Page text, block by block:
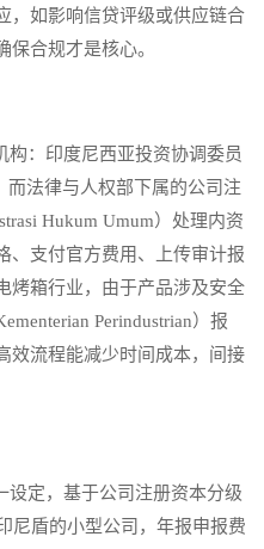
，如影响信贷评级或供应链合
合规才是核心。
：印度尼西亚投资协调委员
而法律与人权部下属的公司注
Hukum Umum）处理内资
、支付官方费用、上传审计报
烤箱行业，由于产品涉及安全
Perindustrian）报
效流程能减少时间成本，间接
定，基于公司注册资本分级
尼盾的小型公司，年报申报费